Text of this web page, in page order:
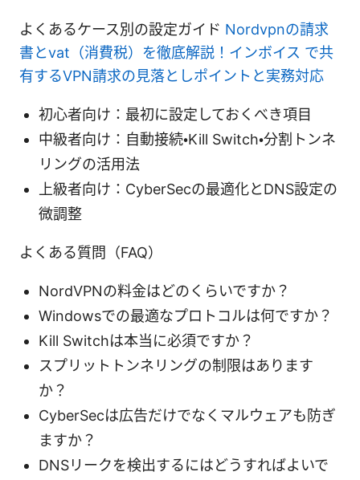
よくあるケース別の設定ガイド Nordvpnの請求
書とvat（消費税）を徹底解説！インボイス で共
有するVPN請求の見落としポイントと実務対応
初心者向け：最初に設定しておくべき項目
中級者向け：自動接続・Kill Switch・分割トンネ
リングの活用法
上級者向け：CyberSecの最適化とDNS設定の
微調整
よくある質問（FAQ）
NordVPNの料金はどのくらいですか？
Windowsでの最適なプロトコルは何ですか？
Kill Switchは本当に必須ですか？
スプリットトンネリングの制限はあります
か？
CyberSecは広告だけでなくマルウェアも防ぎ
ますか？
DNSリークを検出するにはどうすればよいで